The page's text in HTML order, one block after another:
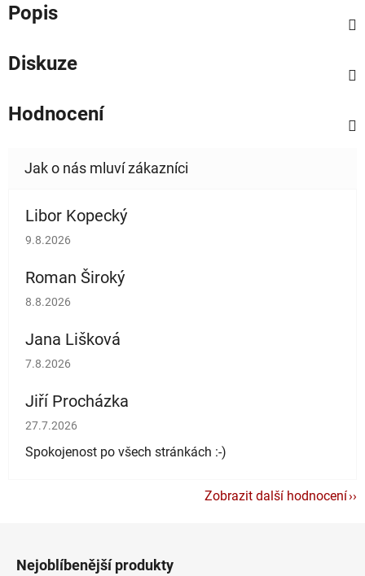
Popis
Diskuze
Hodnocení
Libor Kopecký
Hodnocení obchodu je 5 z 5 hvězdiček.
9.8.2026
Roman Široký
Hodnocení obchodu je 5 z 5 hvězdiček.
8.8.2026
Jana Lišková
Hodnocení obchodu je 5 z 5 hvězdiček.
7.8.2026
Jiří Procházka
Hodnocení obchodu je 5 z 5 hvězdiček.
27.7.2026
Spokojenost po všech stránkách :-)
Zobrazit další hodnocení
Nejoblíbenější produkty